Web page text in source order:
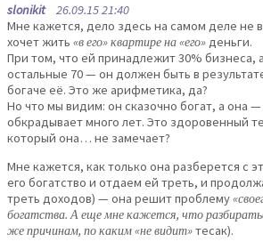
slonikit26.09.15 21:40
Мне кажется, дело здесь на самом деле не
хочет жить «в его» квартире на «его»деньги.
При том, что ей принадлежит 30% бизнеса,
остальные 70 — он должен быть в
богаче её. Это же арифметика, да?
Но что мы видим: он сказочно богат, а она
обкрадывает много лет. Это здоровенный
который она… не замечает?
Мне кажется, как только она разберется с
его богатство и отдаем ей треть, и
треть доходов) — она решит проблему
богатства. А еще мне кажется, что
же причинам, по каким «не видит»тесак).